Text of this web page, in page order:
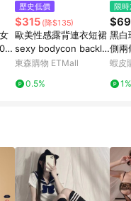
購物ETMall銷售網
議，請務必於訂單
過180天(含)以上進
僅限指定商品使
用商品與使用條件
歷史低價
$315 (降$135)
歐美性感露背連衣短裙
sexy bodycon backle
ss mini sling dress
東森購物 ETMall
0.5%
限
$69
黑白
側兩
內褲
褲
蝦皮
1%